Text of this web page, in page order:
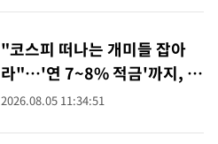
"코스피 떠나는 개미들 잡아
라"…'연 7~8% 적금'까지, 고
금리 특판 뜬다
2026.08.05 11:34:51